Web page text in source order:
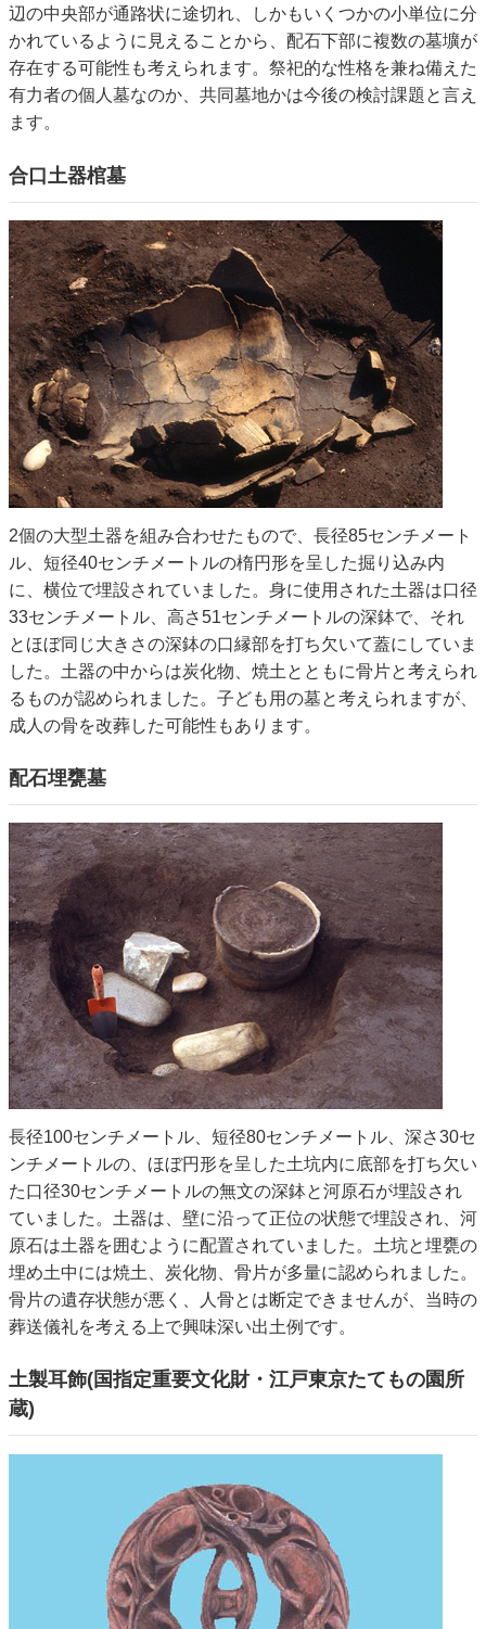
辺の中央部が通路状に途切れ、しかもいくつかの小単位に分
かれているように見えることから、配石下部に複数の墓壙が
存在する可能性も考えられます。祭祀的な性格を兼ね備えた
有力者の個人墓なのか、共同墓地かは今後の検討課題と言え
ます。
合口土器棺墓
2個の大型土器を組み合わせたもので、長径85センチメート
ル、短径40センチメートルの楕円形を呈した掘り込み内
に、横位で埋設されていました。身に使用された土器は口径
33センチメートル、高さ51センチメートルの深鉢で、それ
とほぼ同じ大きさの深鉢の口縁部を打ち欠いて蓋にしていま
した。土器の中からは炭化物、焼土とともに骨片と考えられ
るものが認められました。子ども用の墓と考えられますが、
成人の骨を改葬した可能性もあります。
配石埋甕墓
長径100センチメートル、短径80センチメートル、深さ30セ
ンチメートルの、ほぼ円形を呈した土坑内に底部を打ち欠い
た口径30センチメートルの無文の深鉢と河原石が埋設され
ていました。土器は、壁に沿って正位の状態で埋設され、河
原石は土器を囲むように配置されていました。土坑と埋甕の
埋め土中には焼土、炭化物、骨片が多量に認められました。
骨片の遺存状態が悪く、人骨とは断定できませんが、当時の
葬送儀礼を考える上で興味深い出土例です。
土製耳飾(国指定重要文化財・江戸東京たてもの園所
蔵)